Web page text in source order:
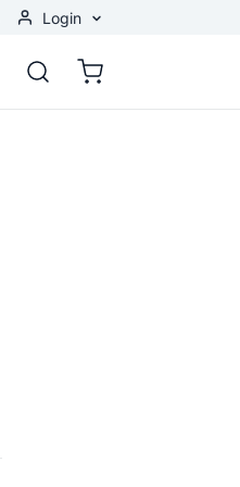
Login
Kundenbereich
Webmail